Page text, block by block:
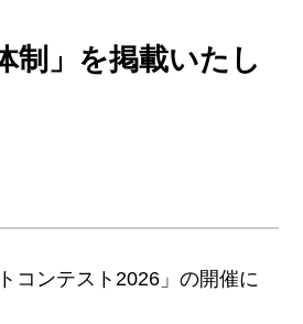
制」を掲載いたし
コンテスト2026」の開催に